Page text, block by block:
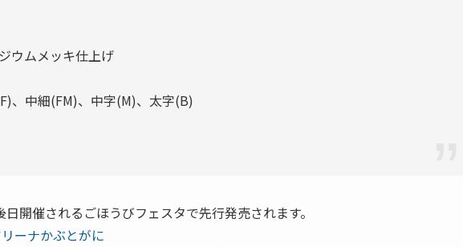
ウムメッキ仕上げ
、中細(FM)、中字(M)、太字(B)
開催されるごほうびフェスタで先行発売されます。
ーナかぶとがに